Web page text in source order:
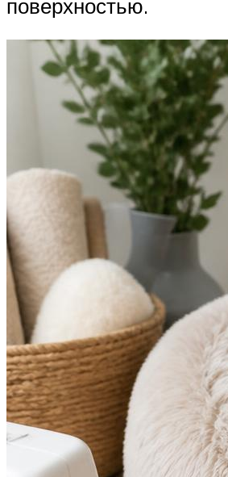
поверхностью.